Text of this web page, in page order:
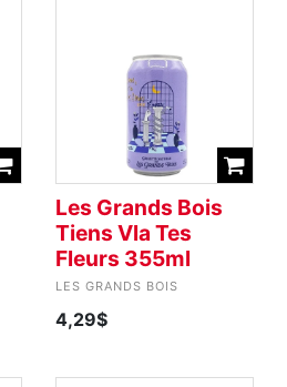
Les Grands Bois
Tiens Vla Tes
Fleurs 355ml
LES GRANDS BOIS
4,29$